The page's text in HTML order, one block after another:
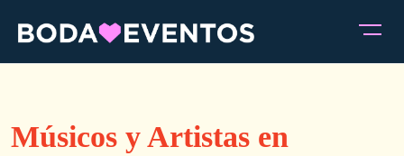
Músicos y Artistas en